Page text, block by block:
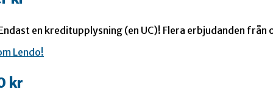
en kreditupplysning (en UC)! Flera erbjudanden från
kr